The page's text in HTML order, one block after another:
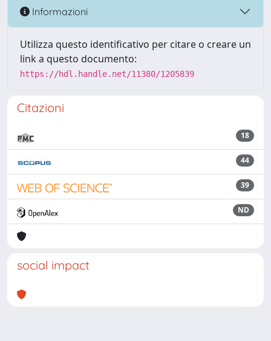
Informazioni
Utilizza questo identificativo per citare o creare un
link a questo documento:
https://hdl.handle.net/11380/1205839
Citazioni
18
44
39
ND
social impact